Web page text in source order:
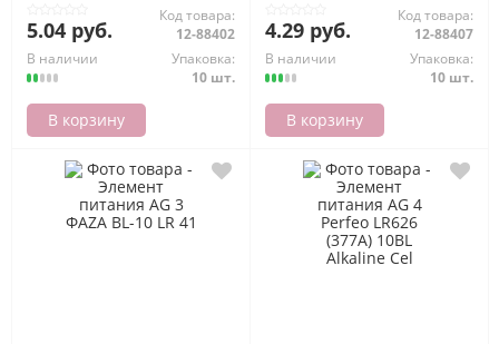
5.04 руб.
Код товара:
12-88402
В наличии
Упаковка:
10 шт.
В корзину
4.29 руб.
Код товара:
12-88407
В наличии
Упаковка:
10 шт.
В корзину